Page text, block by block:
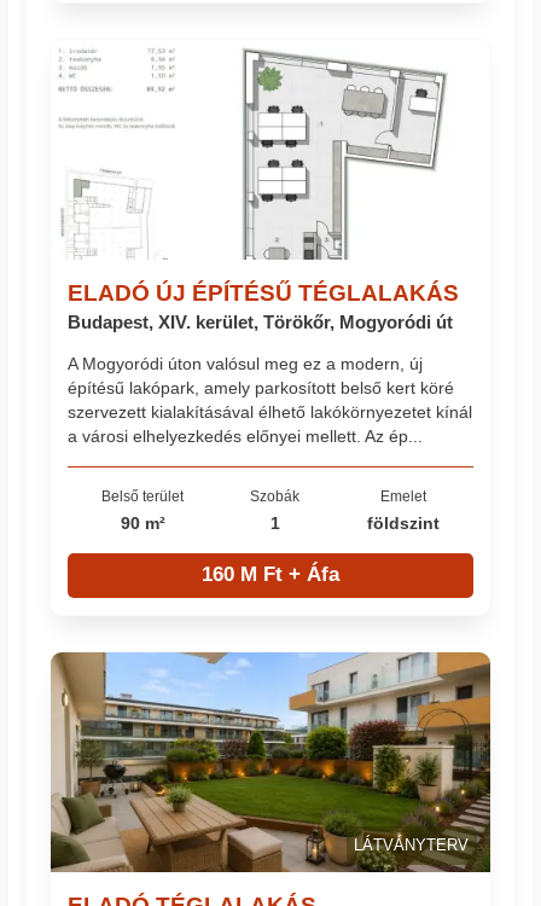
ELADÓ ÚJ ÉPÍTÉSŰ TÉGLALAKÁS
Budapest, XIV. kerület, Törökőr, Mogyoródi út
A Mogyoródi úton valósul meg ez a modern, új
építésű lakópark, amely parkosított belső kert köré
szervezett kialakításával élhető lakókörnyezetet kínál
a városi elhelyezkedés előnyei mellett. Az ép...
Belső terület
90 m²
Szobák
1
Emelet
földszint
160 M Ft + Áfa
LÁTVÁNYTERV